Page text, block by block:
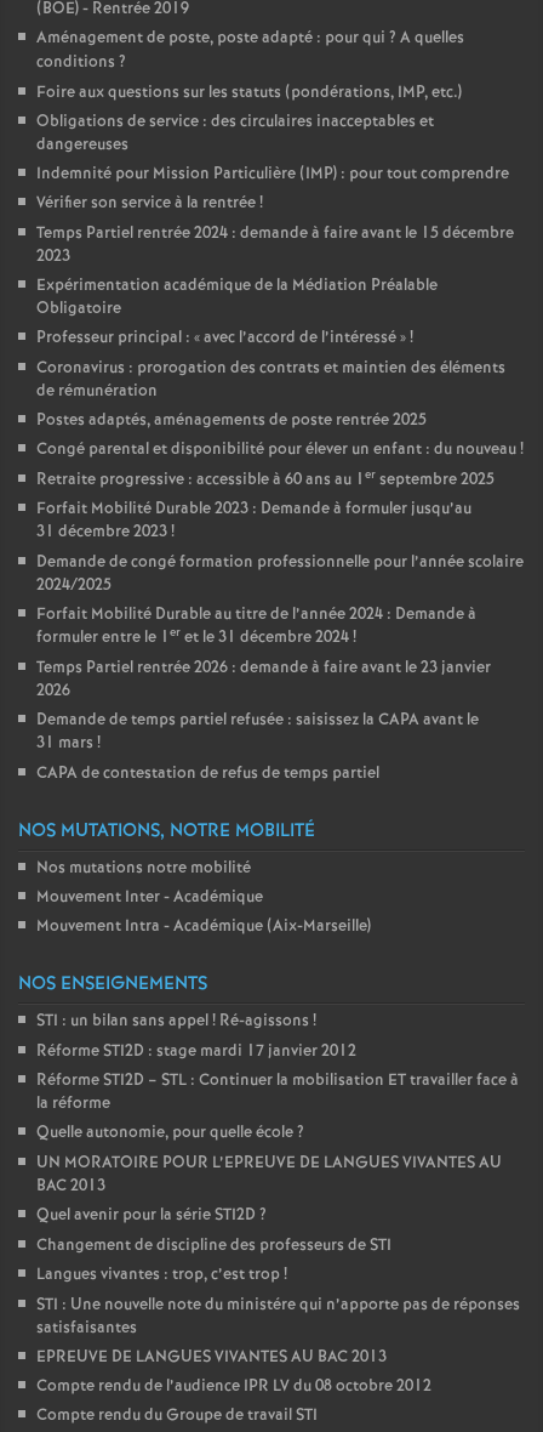
(BOE) - Rentrée 2019
Aménagement de poste, poste adapté : pour qui ? A quelles
conditions ?
Foire aux questions sur les statuts (pondérations, IMP, etc.)
Obligations de service : des circulaires inacceptables et
dangereuses
Indemnité pour Mission Particulière (IMP) : pour tout comprendre
Vérifier son service à la rentrée!
Temps Partiel rentrée 2024 : demande à faire avant le 15 décembre
2023
Expérimentation académique de la Médiation Préalable
Obligatoire
Professeur principal : «avec l’accord de l’intéressé»!
Coronavirus : prorogation des contrats et maintien des éléments
de rémunération
Postes adaptés, aménagements de poste rentrée 2025
Congé parental et disponibilité pour élever un enfant : du nouveau!
Retraite progressive : accessible à 60 ans au 1 er septembre 2025
Forfait Mobilité Durable 2023 : Demande à formuler jusqu’au
31 décembre 2023!
Demande de congé formation professionnelle pour l’année scolaire
2024/2025
Forfait Mobilité Durable au titre de l’année 2024 : Demande à
formuler entre le 1 er et le 31 décembre 2024!
Temps Partiel rentrée 2026 : demande à faire avant le 23 janvier
2026
Demande de temps partiel refusée : saisissez la CAPA avant le
31 mars !
CAPA de contestation de refus de temps partiel
NOS MUTATIONS, NOTRE MOBILITÉ
Nos mutations notre mobilité
Mouvement Inter - Académique
Mouvement Intra - Académique (Aix-Marseille)
NOS ENSEIGNEMENTS
STI : un bilan sans appel! Ré-agissons !
Réforme STI2D : stage mardi 17 janvier 2012
Réforme STI2D – STL : Continuer la mobilisation ET travailler face à
la réforme
Quelle autonomie, pour quelle école?
UN MORATOIRE POUR L’EPREUVE DE LANGUES VIVANTES AU
BAC 2013
Quel avenir pour la série STI2D ?
Changement de discipline des professeurs de STI
Langues vivantes : trop, c’est trop!
STI : Une nouvelle note du ministére qui n’apporte pas de réponses
satisfaisantes
EPREUVE DE LANGUES VIVANTES AU BAC 2013
Compte rendu de l’audience IPR LV du 08 octobre 2012
Compte rendu du Groupe de travail STI